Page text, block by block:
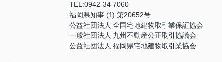
TEL:0942-34-7060
福岡県知事 (1) 第20652号
公益社団法人 全国宅地建物取引業保証協会
一般社団法人 九州不動産公正取引協議会
公益社団法人 福岡県宅地建物取引業協会